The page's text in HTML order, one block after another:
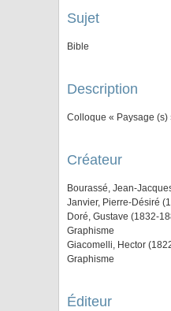
Sujet
Bible
Description
Colloque « Paysage (s)
Créateur
Bourassé, Jean-
Janvier, Pierre-Désiré
Doré, Gustave (1832-
Graphisme
Giacomelli, Hector
Graphisme
Éditeur